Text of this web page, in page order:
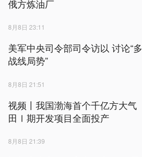
俄方炼油厂
8月8日 23:11
美军中央司令部司令访以 讨论“多
战线局势”
8月8日 21:51
视频丨我国渤海首个千亿方大气
田Ⅰ期开发项目全面投产
8月8日 21:39